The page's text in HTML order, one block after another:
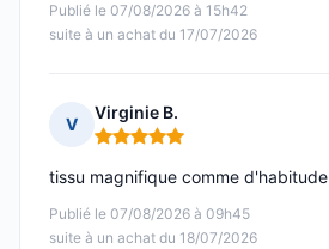
Publié le 07/08/2026 à 15h42
suite à un achat du 17/07/2026
V
Virginie B.
Note : 5 sur 5
Publié le 07/08/2026 à 09h45
suite à un achat du 18/07/2026
tissu magnifique comme d'habitude